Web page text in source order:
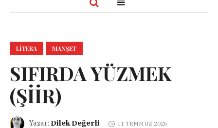
LITERA MANŞET
SIFIRDA YÜZMEK
(ŞİİR)
Yazar: Dilek Değerli 11 TEMMUZ 2025